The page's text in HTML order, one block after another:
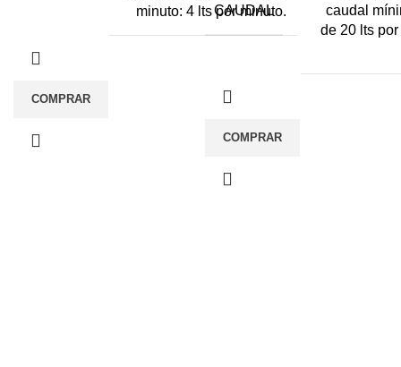
minuto: 4 lts por minuto.
COMPRAR
CAUDAL
caudal
de 20 lts
COMPRAR